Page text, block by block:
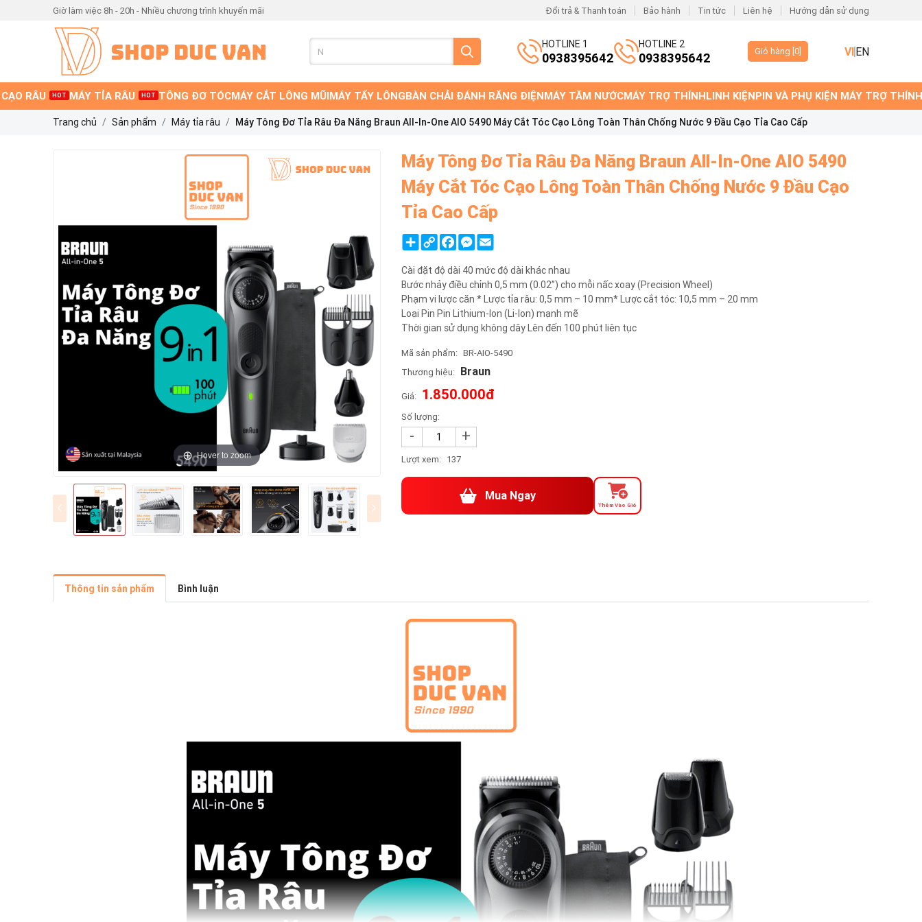
Giờ làm việc 8h - 20h - Nhiều chương trình khuyến mãi Đổi trả & Thanh toán Bảo hành Tin tức Liên hệ Hướng dẫn sử dụng
HOTLINE 1
0938395642
HOTLINE 2
0938395642 Giỏ hàng [ 0] VIEN
RÂU HOT MÁY TỈA RÂU HOT TÔNG ĐƠ TÓCMÁY CẮT LÔNG MŨIMÁY TẨY LÔNGBÀN CHẢI ĐÁNH RĂNG ĐIỆNMÁY TĂM NƯỚCMÁY TRỢ THÍNHLINH KIỆNPIN VÀ PHỤ KIỆN MÁY TRỢ THÍNH
Trang chủ Sản phẩm Máy tỉa râu Máy Tông Đơ Tỉa Râu Đa Năng Braun All-In-One AIO 5490 Máy Cắt Tóc Cạo Lông Toàn Thân Chống Nước 9 Đầu Cạo Tỉa Cao Cấp
Hover to zoom
Máy Tông Đơ Tỉa Râu Đa Năng Braun All-In-One AIO 5490
Máy Cắt Tóc Cạo Lông Toàn Thân Chống Nước 9 Đầu Cạo
Tỉa Cao Cấp
ShareCopy
Link
FacebookMessenger
Email
Cài đặt độ dài 40 mức độ dài khác nhau
Bước nhảy điều chỉnh 0,5 mm (0.02”) cho mỗi nấc xoay (Precision Wheel)
Phạm vi lược căn * Lược tỉa râu: 0,5 mm – 10 mm* Lược cắt tóc: 10,5 mm – 20 mm
Loại Pin Pin Lithium-Ion (Li-Ion) mạnh mẽ
Thời gian sử dụng không dây Lên đến 100 phút liên tục
Mã sản phẩm: BR-AIO-5490
Thương hiệu: Braun
Giá: 1.850.000đ
Số lượng:
- +
Lượt xem: 137
Mua Ngay
Thêm Vào Giỏ
Thông tin sản phẩm Bình luận